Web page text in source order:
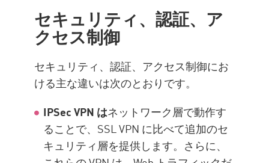
セキュリティ、認証、ア
クセス制御
セキュリティ、認証、アクセス制御にお
ける主な違いは次のとおりです。
IPSec VPN はネットワーク層で動作す
ることで、SSL VPN に比べて追加のセ
キュリティ層を提供します。さらに、